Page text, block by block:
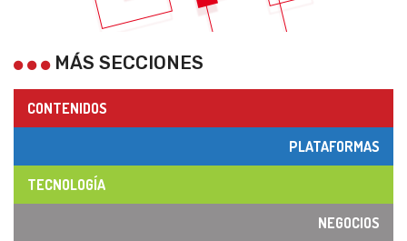
MÁS SECCIONES
CONTENIDOS
PLATAFORMAS
TECNOLOGÍA
NEGOCIOS